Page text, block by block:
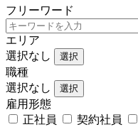
フリーワード
エリア
選択なし
選択
職種
選択なし
選択
雇用形態
正社員
契約社員